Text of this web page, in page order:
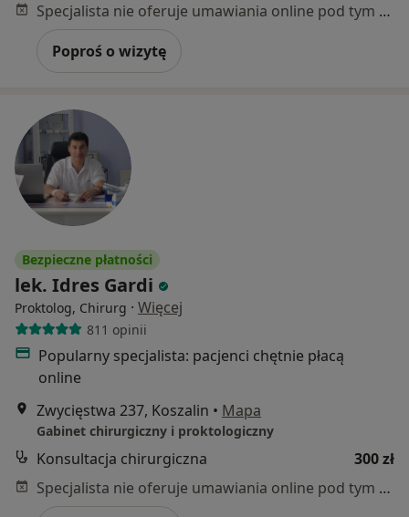
Specjalista nie oferuje umawiania online pod tym adresem.
Poproś o wizytę
Bezpieczne płatności
lek. Idres Gardi
Proktolog, Chirurg · Więcej
811 opinii
Popularny specjalista: pacjenci chętnie płacą
online
Zwycięstwa 237, Koszalin • Mapa
Gabinet chirurgiczny i proktologiczny
Konsultacja chirurgiczna
300 zł
Specjalista nie oferuje umawiania online pod tym adresem.